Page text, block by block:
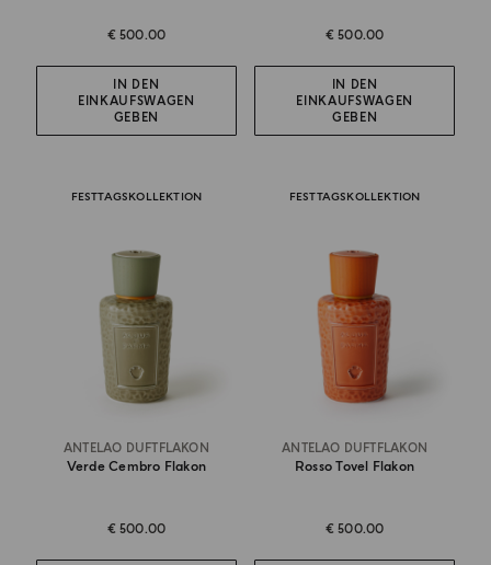
€ 500.00
IN DEN
EINKAUFSWAGEN
GEBEN
€ 500.00
IN DEN
EINKAUFSWAGEN
GEBEN
FESTTAGSKOLLEKTION
ANTELAO DUFTFLAKON
Verde Cembro Flakon
€ 500.00
FESTTAGSKOLLEKTION
ANTELAO DUFTFLAKON
Rosso Tovel Flakon
€ 500.00